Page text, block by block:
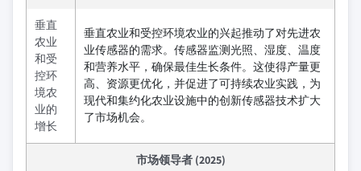
垂直
农业
和受
控环
境农
业的
增长
垂直农业和受控环境农业的兴起推动了对先进农
业传感器的需求。传感器监测光照、湿度、温度
和营养水平，确保最佳生长条件。这使得产量更
高、资源更优化，并促进了可持续农业实践，为
现代和集约化农业设施中的创新传感器技术扩大
了市场机会。
市场领导者 (2025)